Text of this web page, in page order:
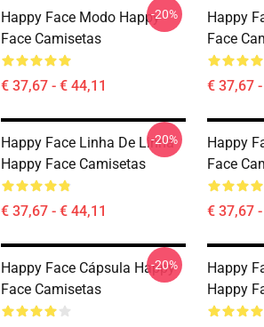
Happy Face Modo Happy
Face Camisetas
€ 37,67 - € 44,11
-20%
Happy
Face
€ 37,67
Happy Face Linha De Linha
Happy Face Camisetas
€ 37,67 - € 44,11
-20%
Happy
Face
€ 37,67
Happy Face Cápsula Happy
Face Camisetas
-20%
Happy
Happy